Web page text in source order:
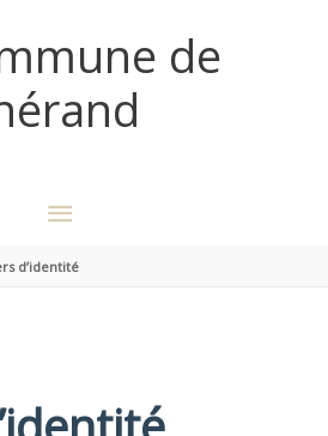
de
MENU
PRINCIPAL
d’identité